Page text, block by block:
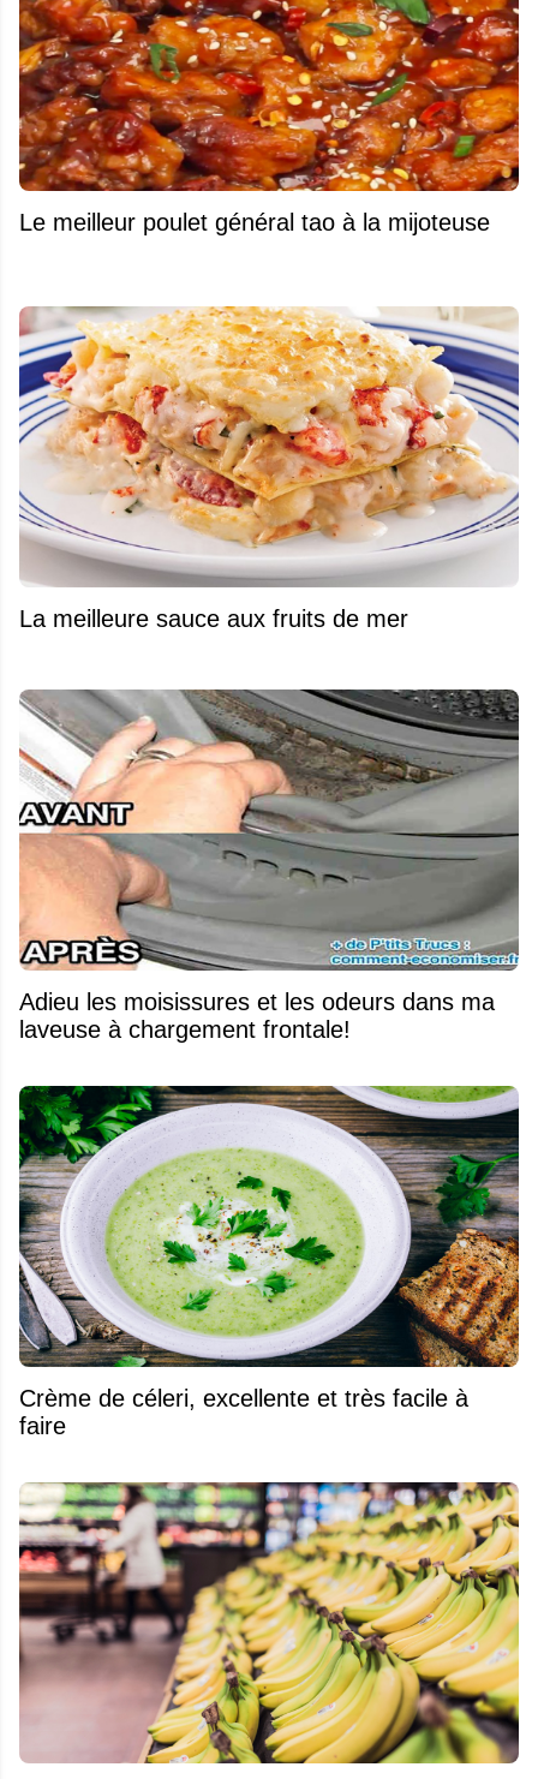
Le meilleur poulet général tao à la mijoteuse
La meilleure sauce aux fruits de mer
Adieu les moisissures et les odeurs dans ma
laveuse à chargement frontale!
Crème de céleri, excellente et très facile à
faire